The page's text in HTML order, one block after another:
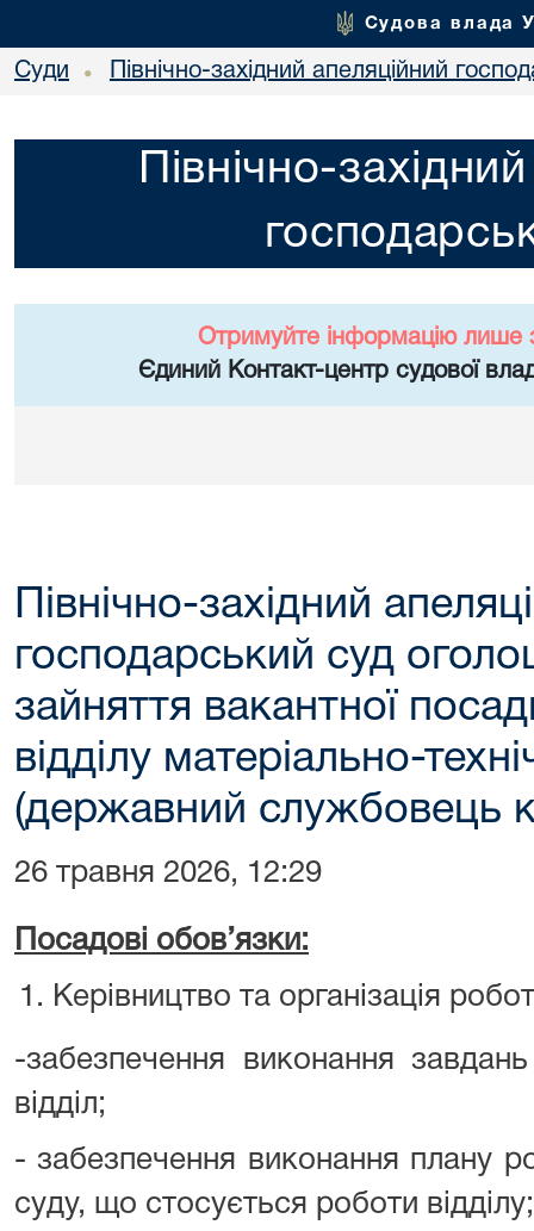
Судова влада
Суди • Північно-західний апеляційний
Північно-
Отримуйте інформацію лише
Єдиний Контакт-центр судової
Північно-західний
господарський суд
зайняття вакантної
відділу матеріально-
(державний службовець
26 травня 2026, 12:29
Посадові обов’язки:
Керівництво та організація
-забезпечення виконання
відділ;
- забезпечення виконання плану
суду, що стосується роботи відділу;